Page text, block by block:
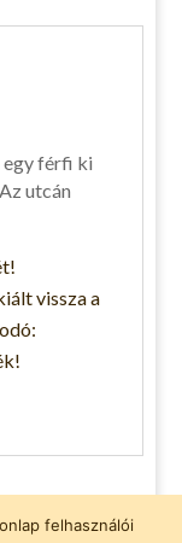
egy férfi ki
utcán
vissza a
felhasználói